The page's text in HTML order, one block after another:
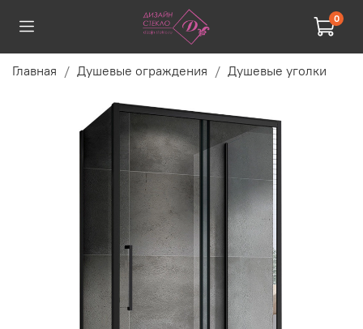
0
Главная Душевые ограждения Душевые уголки